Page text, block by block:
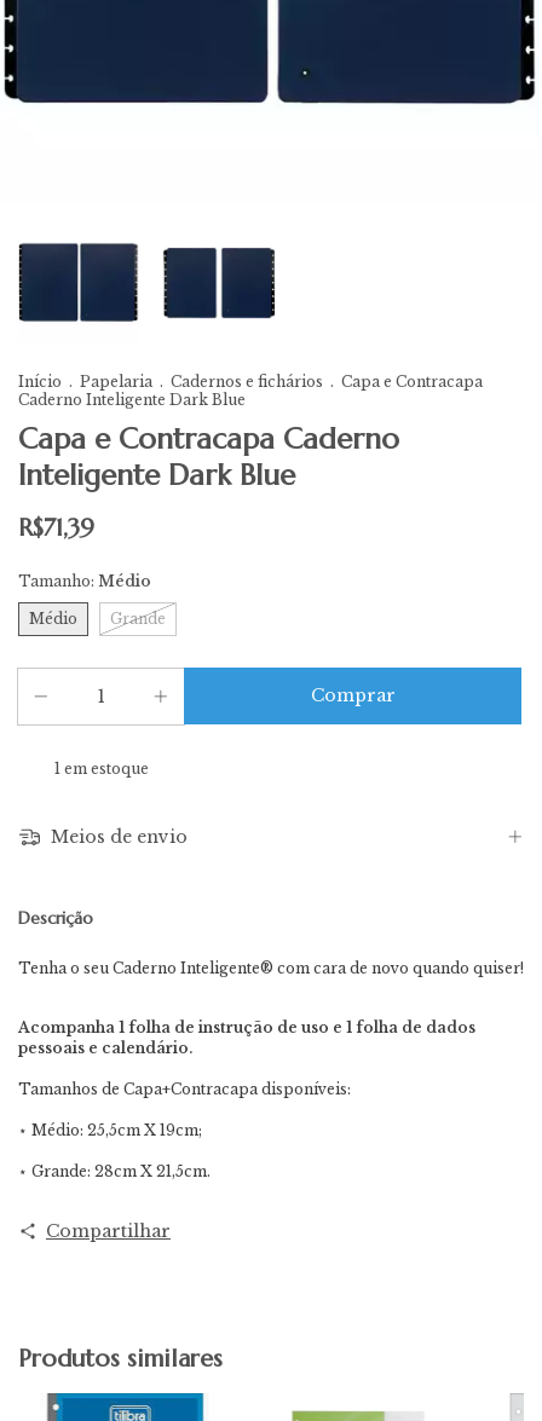
Início . Papelaria . Cadernos e fichários . Capa e Contracapa
Caderno Inteligente Dark Blue
Capa e Contracapa Caderno
Inteligente Dark Blue
R$71,39
Tamanho: Médio
Médio Grande
1em estoque
Meios de envio
Descrição
Tenha o seu Caderno Inteligente® com cara de novo quando quiser!
Acompanha 1 folha de instrução de uso e 1 folha de dados
pessoais e calendário.
Tamanhos de Capa+Contracapa disponíveis:
⋆ Médio: 25,5cm X 19cm;
⋆ Grande: 28cm X 21,5cm.
Compartilhar
Produtos similares